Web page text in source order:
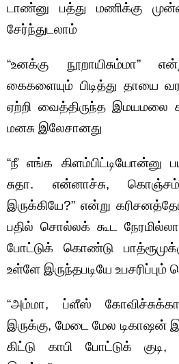
டாண்னு பத்து மணிக்கு
சேர்ந்துடலாம்
“உனக்கு நூறாயிசும்மா”
கைகளையும் பிடித்து தாயை
ஏற்றி வைத்திருந்த இமயமலை
மனசு இலேசானது
“நீ எங்க கிளம்பிட்டியோன்னு
சுதா. என்னாச்சு,
இருக்கியே?” என்று
பதில் சொல்லக் கூட
போட்டுக் கொண்டு
உள்ளே இருந்தபடியே உபசரிப்பும்
“அம்மா, ப்ளீஸ்
இருக்கு, மேடை மேல டிகாஷன்
கிட்டு காபி போட்டுக் குடி,